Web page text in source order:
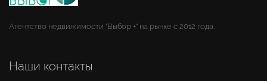
Агентство недвижимости "Выбор +" на рынке с 2012 года.
Наши контакты